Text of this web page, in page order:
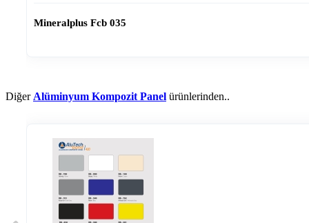
Mineralplus Fcb 035
Diğer Alüminyum Kompozit Panel ürünlerinden..